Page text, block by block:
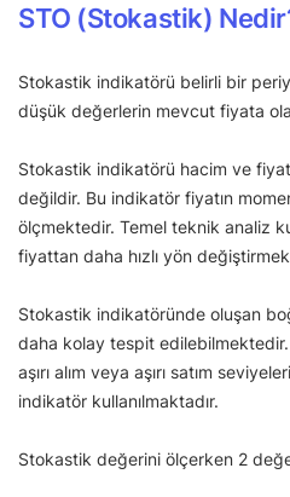
STO (Stokastik)
Stokastik indikatörü belirli bir
düşük değerlerin mevcut fiyata
Stokastik indikatörü hacim ve
değildir. Bu indikatör fiyatın
ölçmektedir. Temel teknik analiz
fiyattan daha hızlı yön
Stokastik indikatöründe oluşan
daha kolay tespit edilebilmektedir.
aşırı alım veya aşırı satım
indikatör kullanılmaktadır.
Stokastik değerini ölçerken 2